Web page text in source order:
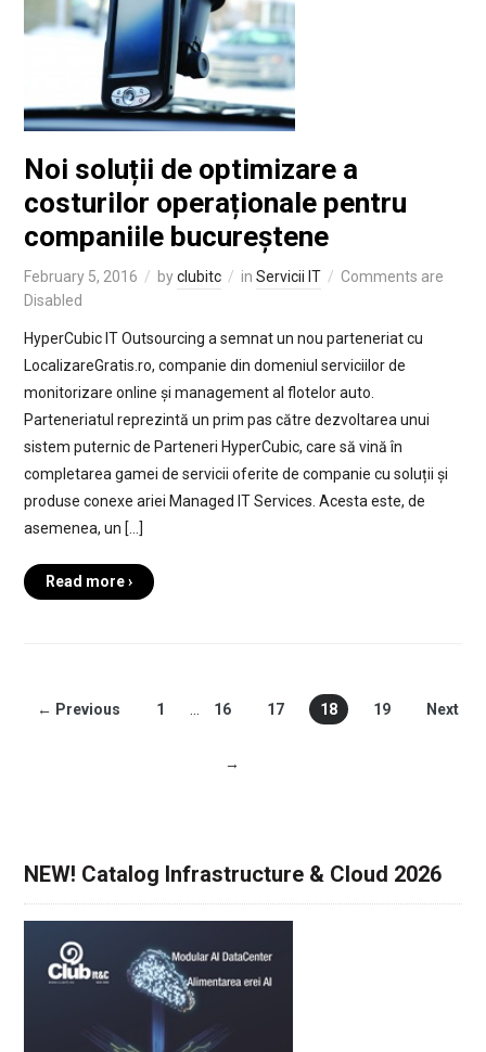
Noi soluții de optimizare a
costurilor operaționale pentru
companiile bucureștene
February 5, 2016 byclubitc in Servicii IT
Comments are
Disabled
HyperCubic IT Outsourcing a semnat un nou parteneriat cu
LocalizareGratis.ro, companie din domeniul serviciilor de
monitorizare online și management al flotelor auto.
Parteneriatul reprezintă un prim pas către dezvoltarea unui
sistem puternic de Parteneri HyperCubic, care să vină în
completarea gamei de servicii oferite de companie cu soluții și
produse conexe ariei Managed IT Services. Acesta este, de
asemenea, un […]
Read more ›
← Previous 1 … 16 17 18 19 Next
→
NEW! Catalog Infrastructure & Cloud 2026